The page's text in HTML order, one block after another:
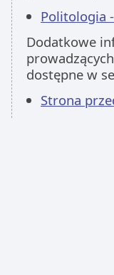
Politologia
Dodatkowe
dostępne w
Strona